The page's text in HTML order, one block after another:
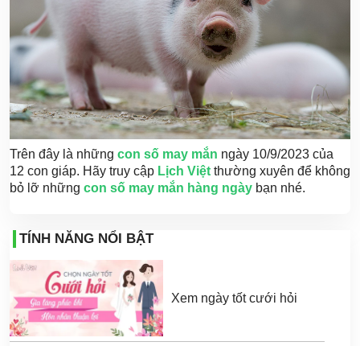
Trên đây là những con số may mắn ngày 10/9/2023 của
12 con giáp. Hãy truy cập Lịch Việt thường xuyên để không
bỏ lỡ những con số may mắn hàng ngày bạn nhé.
TÍNH NĂNG NỔI BẬT
Xem ngày tốt cưới hỏi